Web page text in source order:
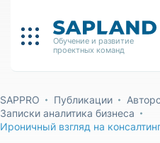
Обучение и развитие
проектных команд
SAPPRO Публикации
Записки аналитика бизнеса
Ироничный взгляд на